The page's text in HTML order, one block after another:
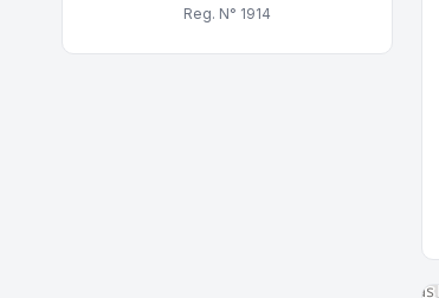
Reg. N° 1914